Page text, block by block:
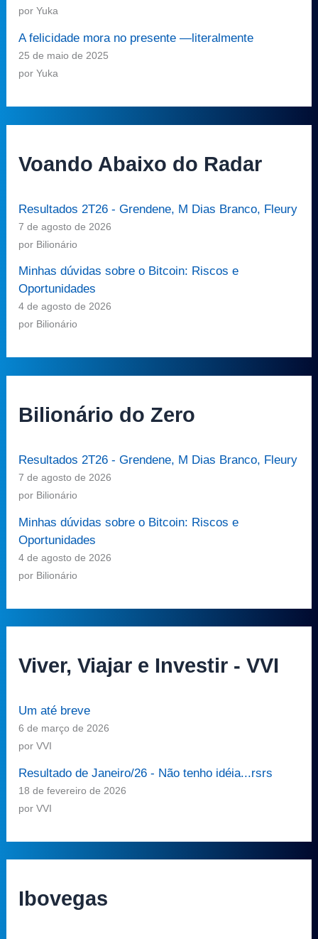
por Yuka
A felicidade mora no presente —literalmente
25 de maio de 2025
por Yuka
Voando Abaixo do Radar
Resultados 2T26 - Grendene, M Dias Branco, Fleury
7 de agosto de 2026
por Bilionário
Minhas dúvidas sobre o Bitcoin: Riscos e
Oportunidades
4 de agosto de 2026
por Bilionário
Bilionário do Zero
Resultados 2T26 - Grendene, M Dias Branco, Fleury
7 de agosto de 2026
por Bilionário
Minhas dúvidas sobre o Bitcoin: Riscos e
Oportunidades
4 de agosto de 2026
por Bilionário
Viver, Viajar e Investir - VVI
Um até breve
6 de março de 2026
por VVI
Resultado de Janeiro/26 - Não tenho idéia...rsrs
18 de fevereiro de 2026
por VVI
Ibovegas